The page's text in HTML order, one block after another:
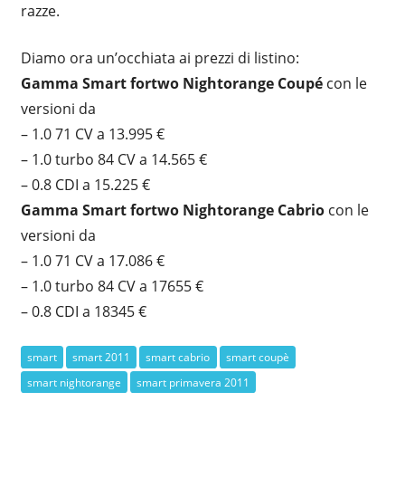
razze.
Diamo ora un’occhiata ai prezzi di listino:
Gamma Smart fortwo Nightorange Coupé con le
versioni da
– 1.0 71 CV a 13.995 €
– 1.0 turbo 84 CV a 14.565 €
– 0.8 CDI a 15.225 €
Gamma Smart fortwo Nightorange Cabriocon le
versioni da
– 1.0 71 CV a 17.086 €
– 1.0 turbo 84 CV a 17655 €
– 0.8 CDI a 18345 €
smart smart 2011 smart cabrio
smart coupè
smart nightorange
smart primavera 2011